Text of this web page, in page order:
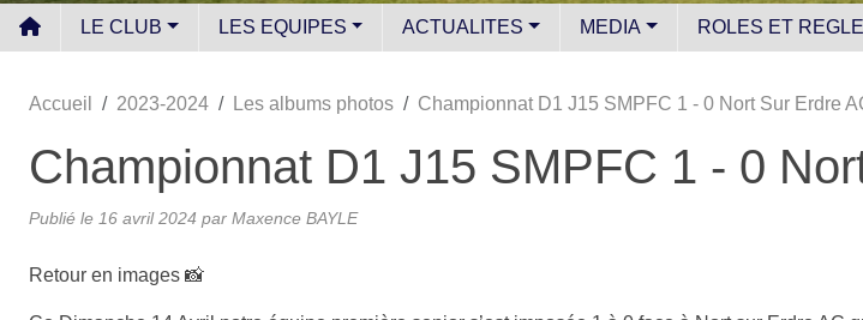
LE CLUB LES EQUIPES ACTUALITES MEDIA ROLES ET
Accueil 2023-2024 Les albums photos Championnat D1 J15 SMPFC 1 - 0 Nort Sur Erdre
Championnat D1 J15 SMPFC 1 - 0
Publié le 16 avril 2024 par Maxence BAYLE
Retour en images 📸